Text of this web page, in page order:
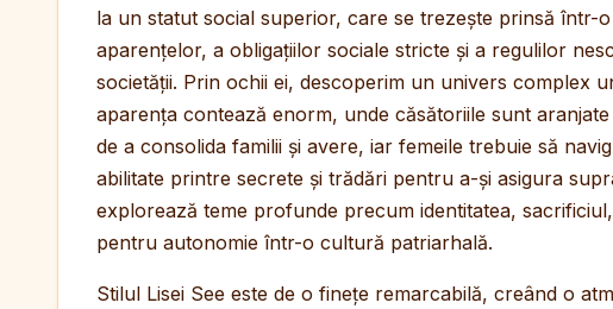
la un statut social superior, care se trezește prinsă într-
aparențelor, a obligațiilor sociale stricte și a regulilor
societății. Prin ochii ei, descoperim un univers complex
aparența contează enorm, unde căsătoriile sunt
de a consolida familii și avere, iar femeile trebuie să
abilitate printre secrete și trădări pentru a-și asigura
explorează teme profunde precum identitatea,
pentru autonomie într-o cultură patriarhală.
Stilul Lisei See este de o finețe remarcabilă, creând o